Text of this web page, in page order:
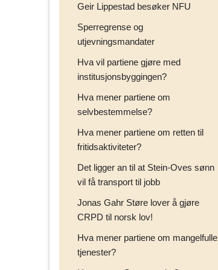
Geir Lippestad besøker NFU
Sperregrense og
utjevningsmandater
Hva vil partiene gjøre med
institusjonsbyggingen?
Hva mener partiene om
selvbestemmelse?
Hva mener partiene om retten til
fritidsaktiviteter?
Det ligger an til at Stein-Oves sønn
vil få transport til jobb
Jonas Gahr Støre lover å gjøre
CRPD til norsk lov!
Hva mener partiene om mangelfulle
tjenester?